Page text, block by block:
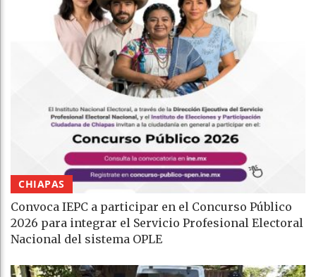
CHIAPAS
Convoca IEPC a participar en el Concurso Público
2026 para integrar el Servicio Profesional Electoral
Nacional del sistema OPLE